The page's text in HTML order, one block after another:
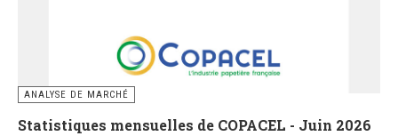
ANALYSE DE MARCHÉ
Statistiques mensuelles de COPACEL - Juin 2026